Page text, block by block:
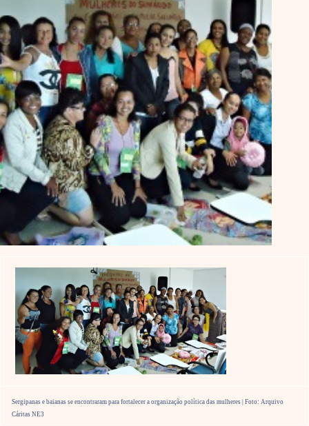
Sergipanas e baianas se encontraram para fortalecer a organização política das mulheres | Foto: Arquivo
Cáritas NE3